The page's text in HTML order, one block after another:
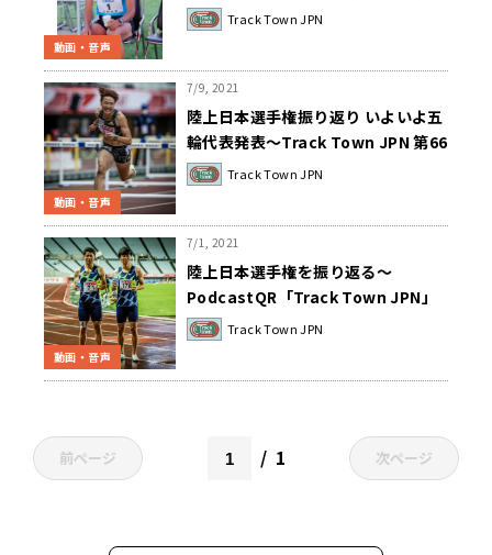
動画・音声
第67回 2021年7月9日
Track Town JPN
動画・音声
7/9, 2021
陸上日本選手権振り返り いよいよ五
輪代表発表～Track Town JPN 第66
回 2021年7月2日
Track Town JPN
動画・音声
7/1, 2021
陸上日本選手権を振り返る～
PodcastQR「Track Town JPN」
Track Town JPN
前ページ 1 次ページ